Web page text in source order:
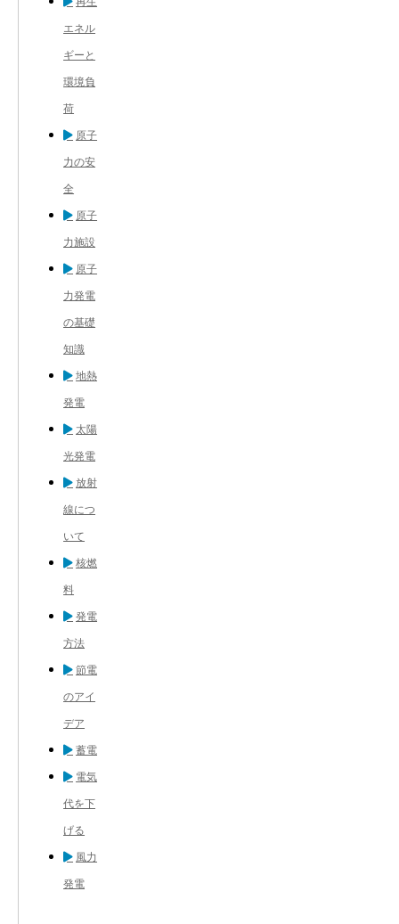
エネル
ギーと
環境負
荷
原子
力の安
全
原子
力施設
原子
力発電
の基礎
知識
地熱
発電
太陽
光発電
放射
線につ
いて
核燃
料
発電
方法
節電
のアイ
デア
蓄電
電気
代を下
げる
風力
発電